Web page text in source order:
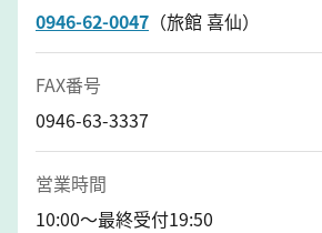
0946-62-0047 （旅館 喜仙）
FAX番号
0946-63-3337
営業時間
10:00～最終受付19:50